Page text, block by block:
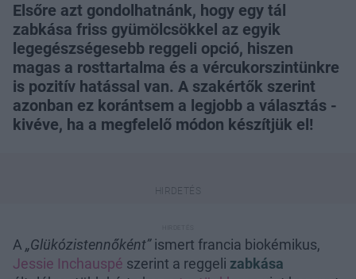
Elsőre azt gondolhatnánk, hogy egy tál
zabkása friss gyümölcsökkel az egyik
legegészségesebb reggeli opció, hiszen
magas a rosttartalma és a vércukorszintünkre
is pozitív hatással van. A szakértők szerint
azonban ez korántsem a legjobb a választás -
kivéve, ha a megfelelő módon készítjük el!
A „Glükózistennőként”ismert francia biokémikus,
Jessie Inchauspé szerint a reggeli zabkása